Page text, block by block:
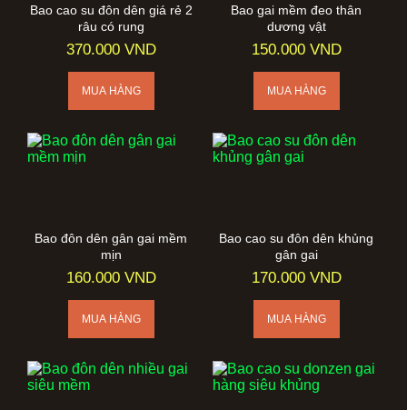
Bao cao su đôn dên giá rẻ 2
râu có rung
370.000 VND
Bao gai mềm đeo thân
dương vật
150.000 VND
Bao đôn dên gân gai mềm
mịn
160.000 VND
Bao cao su đôn dên khủng
gân gai
170.000 VND